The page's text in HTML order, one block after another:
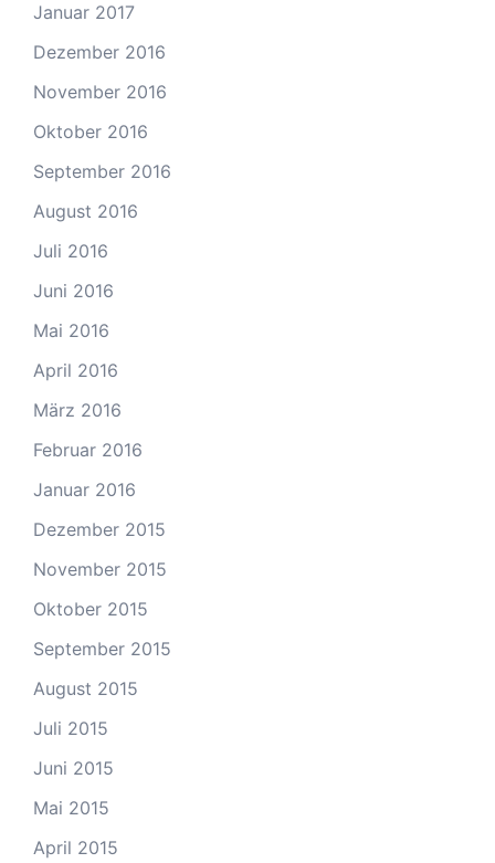
Januar 2017
Dezember 2016
November 2016
Oktober 2016
September 2016
August 2016
Juli 2016
Juni 2016
Mai 2016
April 2016
März 2016
Februar 2016
Januar 2016
Dezember 2015
November 2015
Oktober 2015
September 2015
August 2015
Juli 2015
Juni 2015
Mai 2015
April 2015